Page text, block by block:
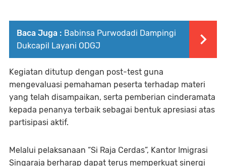
Baca Juga : Babinsa Purwodadi Dampingi
Dukcapil Layani ODGJ
Kegiatan ditutup dengan post-test guna
mengevaluasi pemahaman peserta terhadap materi
yang telah disampaikan, serta pemberian cinderamata
kepada penanya terbaik sebagai bentuk apresiasi atas
partisipasi aktif.
Melalui pelaksanaan “Si Raja Cerdas”, Kantor Imigrasi
Singaraja berharap dapat terus memperkuat sinergi